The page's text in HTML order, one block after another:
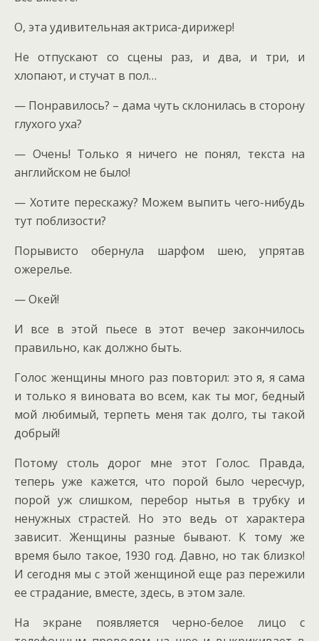
О, эта удивительная актриса-дирижер!
Не отпускают со сцены раз, и два, и три, и
хлопают, и стучат в пол…
— Понравилось? – дама чуть склонилась в сторону
глухого уха?
— Очень! Только я ничего не понял, текста на
английском не было!
— Хотите перескажу? Можем выпить чего-нибудь
тут поблизости?
Порывисто обернула шарфом шею, упрятав
ожерелье.
— Окей!
И все в этой пьесе в этот вечер закончилось
правильно, как должно быть.
Голос женщины много раз повторил: это я, я сама
и только я виновата во всем, как ты мог, бедный
мой любимый, терпеть меня так долго, ты такой
добрый!
Потому столь дорог мне этот Голос. Правда,
теперь уже кажется, что порой было чересчур,
порой уж слишком, перебор нытья в трубку и
ненужных страстей. Но это ведь от характера
зависит. Женщины разные бывают. К тому же
время было такое, 1930 год. Давно, но так близко!
И сегодня мы с этой женщиной еще раз пережили
ее страдание, вместе, здесь, в этом зале.
На экране появляется черно-белое лицо с